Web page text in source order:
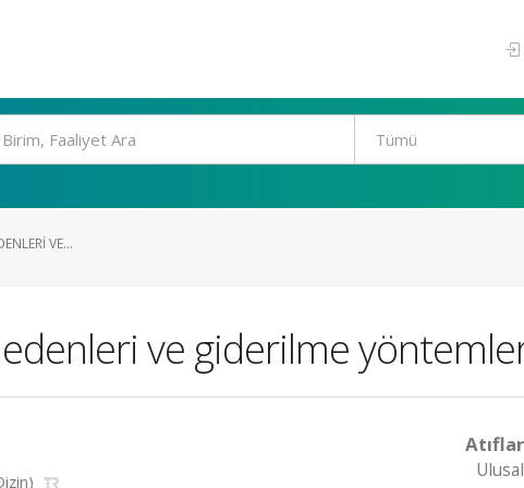
VE...
ve giderilme
Atıflar